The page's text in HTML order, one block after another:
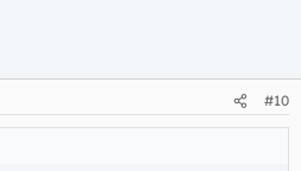
a los Apalaches y colocarlos
largo del tiempo, la presencia
gradualmente la
del Himalaya.
idea creativa y no tiene base
montañas en el mundo real está
#10